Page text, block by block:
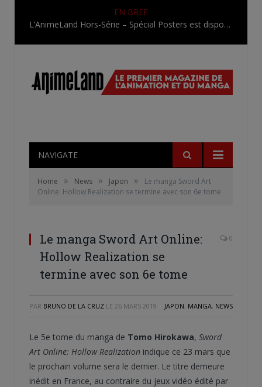
EN BREF
L’AnimeLand Hors-Série – Spécial Posters est disponible !
NAVIGATE
Home » News » Japon »
Le manga Sword Art
Online: Hollow Realization se termine avec son 6e tome
Le manga Sword Art Online:
Hollow Realization se
termine avec son 6e tome
0
PAR BRUNO DE LA CRUZ LE 26 MARS 2019 JAPON, MANGA, NEWS
Le 5e tome du manga de Tomo Hirokawa, Sword
Art Online: Hollow Realization indique ce 23 mars que
le prochain volume sera le dernier. Le titre demeure
inédit en France, au contraire du jeux vidéo édité par